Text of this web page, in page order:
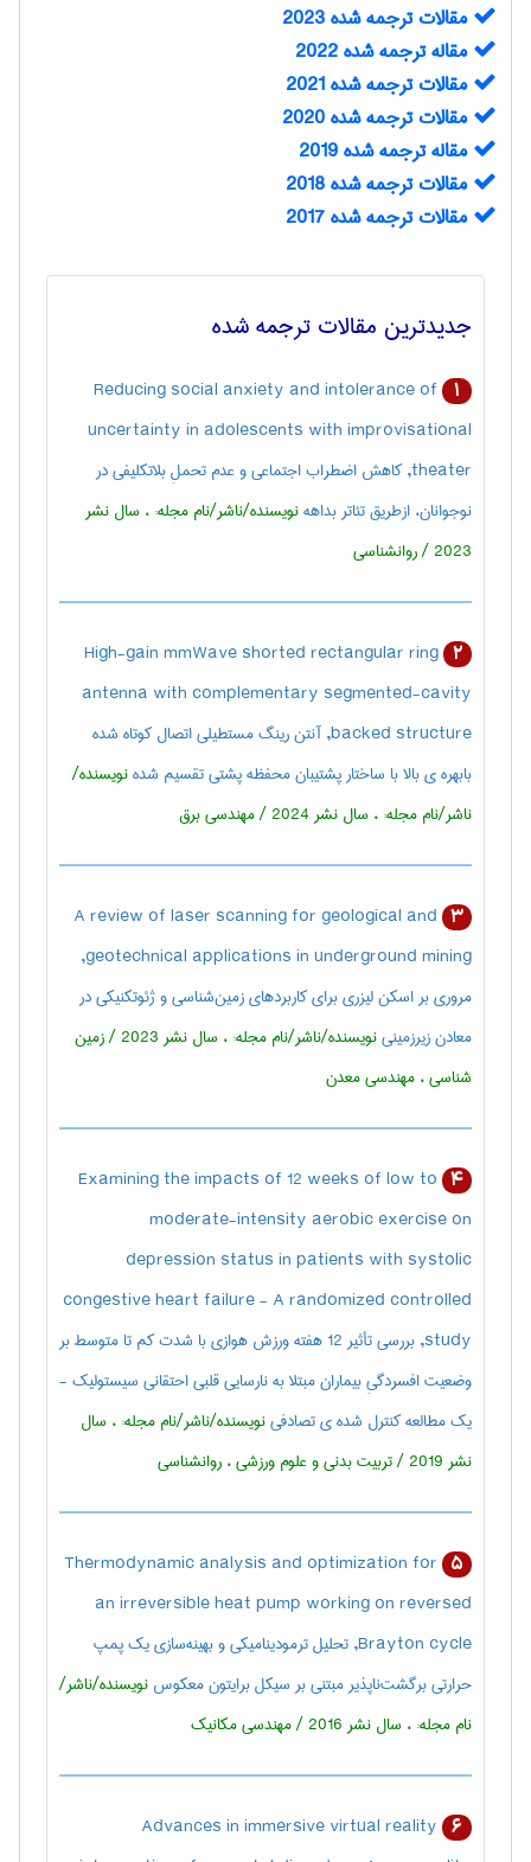
مقالات ترجمه شده 2023
مقاله ترجمه شده 2022
مقالات ترجمه شده 2021
مقالات ترجمه شده 2020
مقاله ترجمه شده 2019
مقالات ترجمه شده 2018
مقالات ترجمه شده 2017
جدیدترین مقالات ترجمه شده
1
Reducing social anxiety and intolerance of
uncertainty in adolescents with improvisational
theater, کاهش اضطراب اجتماعی و عدم تحملِ بلاتکلیفی در
نوجوانان، ازطریق تئاتر بداههنویسنده/ناشر/نام مجله: ، سال نشر
2023 / روانشناسی
2
High-gain mmWave shorted rectangular ring
antenna with complementary segmented-cavity
backed structure, آنتن رینگ مستطیلی اتصال کوتاه شده
بابهره ی بالا با ساختار پشتیبان محفظه پشتی تقسیم شدهنویسنده/
ناشر/نام مجله: ، سال نشر 2024 / مهندسی برق
3
A review of laser scanning for geological and
geotechnical applications in underground mining,
مروری بر اسکن لیزری برای کاربردهای زمین‌شناسی و ژئوتکنیکی در
معادن زیرزمینی
نویسنده/ناشر/نام مجله: ، سال نشر 2023 / زمين
شناسی ، مهندسی معدن
4
Examining the impacts of 12 weeks of low to
moderate-intensity aerobic exercise on
depression status in patients with systolic
congestive heart failure - A randomized controlled
study, بررسی تأثیر 12 هفته ورزش هوازی با شدت کم تا متوسط بر
وضعیت افسردگیِ بیماران مبتلا به نارسایی قلبی احتقانی سیستولیک -
یک مطالعه کنترل شده ی تصادفینویسنده/ناشر/نام مجله: ، سال
نشر 2019 / تربيت بدنی و علوم ورزشی ، روانشناسی
5
Thermodynamic analysis and optimization for
an irreversible heat pump working on reversed
Brayton cycle, تحلیل ترمودینامیکی و بهینه‌سازی یک پمپ
حرارتی برگشت‌ناپذیر مبتنی بر سیکل برایتون معکوسنویسنده/ناشر/
نام مجله: ، سال نشر 2016 / مهندسی مکانیک
6
Advances in immersive virtual reality